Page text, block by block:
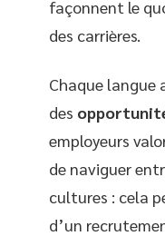
façonnent le
des carrières.
Chaque langue
des
employeurs
de naviguer
cultures : cela
d’un